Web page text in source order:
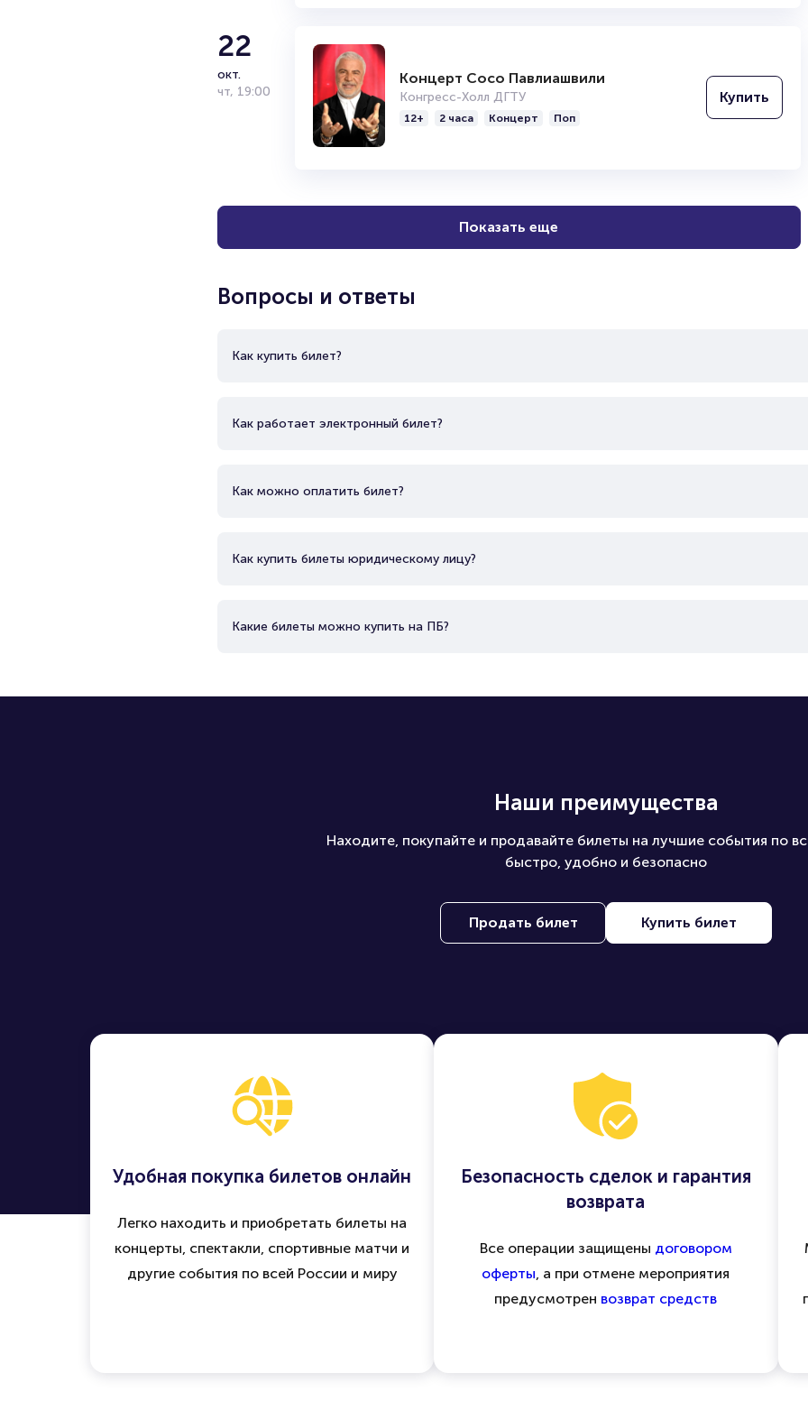
22
окт.
чт, 19:00
Концерт Сосо Павлиашвили
Конгресс-Холл ДГТУ
12+ 2 часа Концерт Поп
Купить
Показать еще
Вопросы и ответы
Как купить билет?
Как работает электронный билет?
Как можно оплатить билет?
Как купить билеты юридическому лицу?
Какие билеты можно купить на ПБ?
Наши преимущества
Находите, покупайте и продавайте билеты на лучшие события по
быстро, удобно и безопасно
Продать билет Купить билет
Удобная покупка билетов онлайн
Легко находить и приобретать билеты на
концерты, спектакли, спортивные матчи и
другие события по всей России и миру
Безопасность сделок и гарантия
возврата
Все операции защищены договором
оферты, а при отмене мероприятия
предусмотрен возврат средств